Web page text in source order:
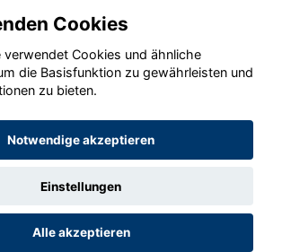
GmbH 2020 - 2026
Cookies
verwendet Cookies und ähnliche
die Basisfunktion zu gewährleisten und
zu bieten.
Notwendige akzeptieren
Einstellungen
Alle akzeptieren